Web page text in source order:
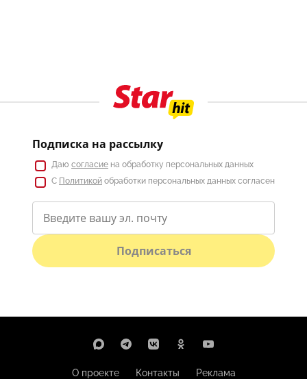
Подписка на рассылку
Даю согласие на обработку персональных данных
С Политикой обработки персональных данных согласен
Подписаться
О проекте Контакты
Реклама